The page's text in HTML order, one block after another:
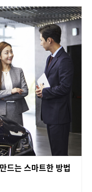
드는 스마트한 방법